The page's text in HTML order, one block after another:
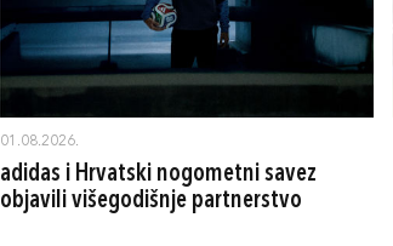
01.08.2026.
adidas i Hrvatski nogometni savez
objavili višegodišnje partnerstvo